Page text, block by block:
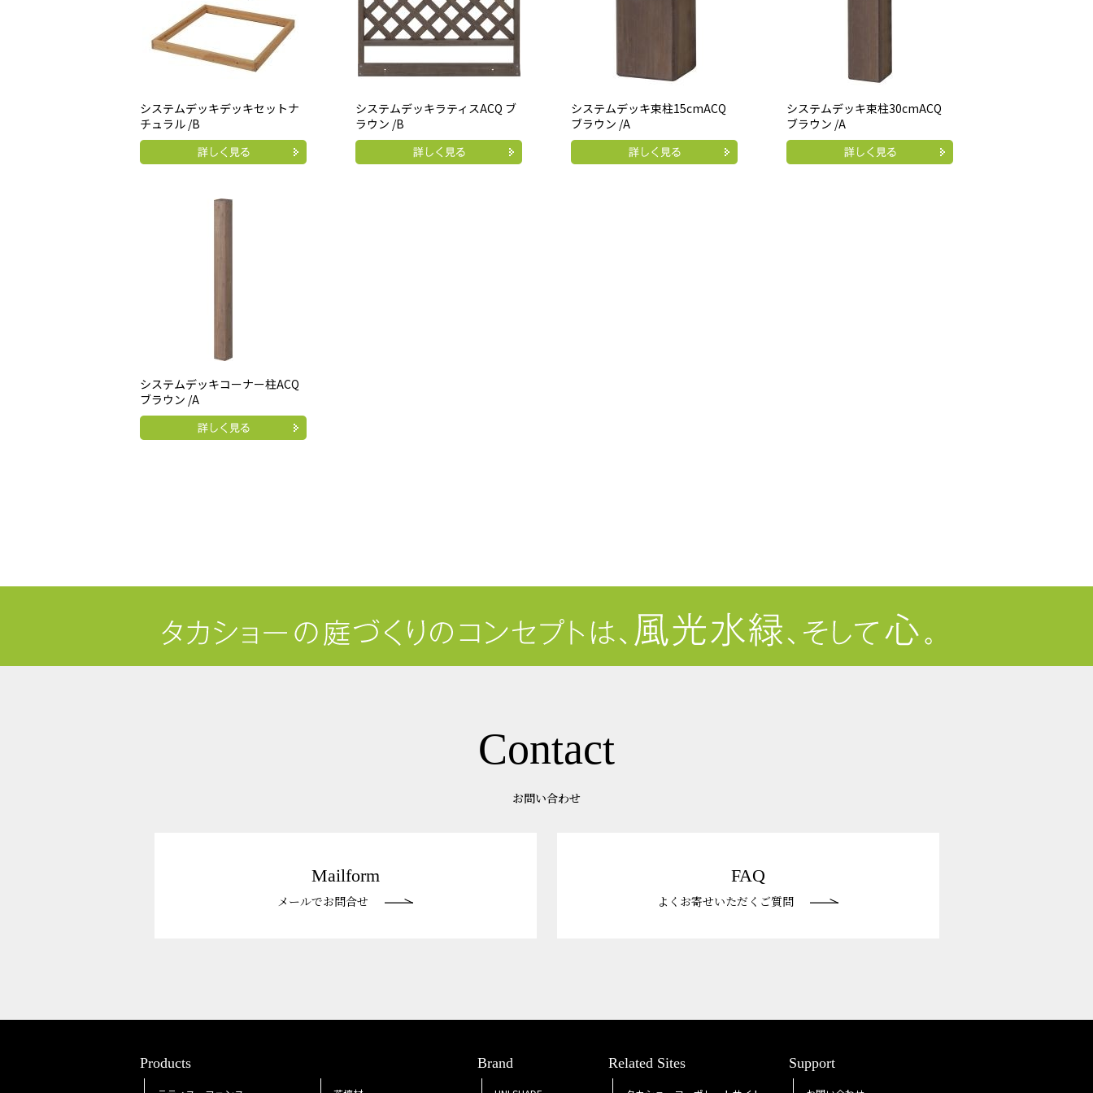
システムデッキデッキセットナ
チュラル /B
システムデッキラティスACQ ブ
ラウン /B
システムデッキ束柱15cmACQ
ブラウン /A
システムデッキ束柱30cmACQ
ブラウン /A
システムデッキコーナー柱ACQ
ブラウン /A
Contact
お問い合わせ
Mailform
メールでお問合せ
FAQ
よくお寄せいただくご質問
Products Brand Related Sites Support